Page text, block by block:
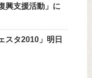
興支援活動」に
スタ2010」明日